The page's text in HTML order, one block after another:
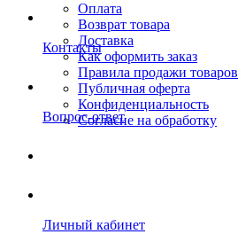
Оплата
Возврат товара
Доставка
Как оформить заказ
Правила продажи товаров
Публичная оферта
Конфиденциальность
Согласие на обработку
Контакты
Вопрос-ответ
Личный кабинет